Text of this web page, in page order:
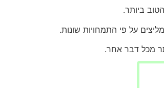
ביותר.
על פי התמחויות שונות.
מכל דבר אחר.